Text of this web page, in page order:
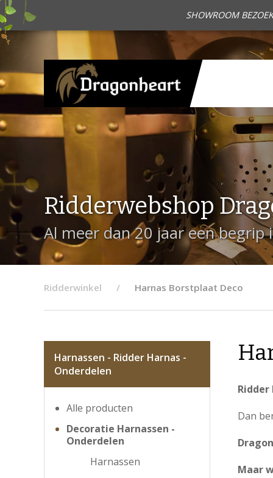
SHOWROOM
Ridderwebshop
Al meer dan 20 jaar een begrip
Ridderwinkel Harnas Borstplaat Deco
Harnassen - Ridder Harnas -
Onderdelen
Alle producten
Decoratie Harnassen -
Onderdelen
Harnassen
Dan
Maar